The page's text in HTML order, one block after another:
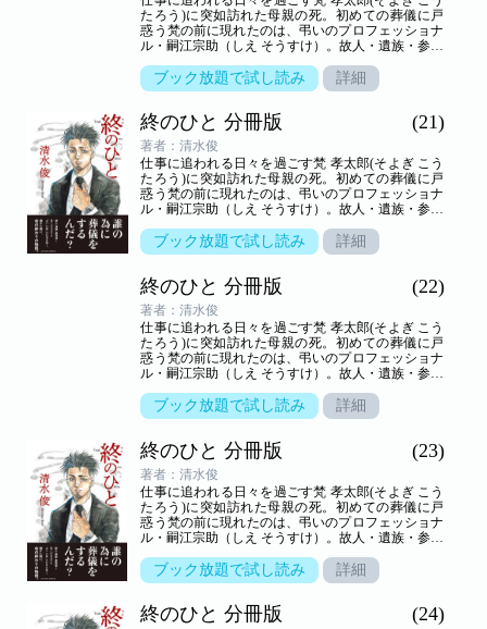
たろう)に突如訪れた母親の死。初めての葬儀に戸
惑う梵の前に現れたのは、弔いのプロフェッショナ
ル・嗣江宗助（しえ そうすけ）。故人・遺族・参列
世界を新鋭が描き出す――命の終わりのヒューマン
ドラマ。
ブック放題で試し読み 詳細
終のひと 分冊版 (21)
著者：清水俊
仕事に追われる日々を過ごす梵 孝太郎(そよぎ こう
たろう)に突如訪れた母親の死。初めての葬儀に戸
惑う梵の前に現れたのは、弔いのプロフェッショナ
ル・嗣江宗助（しえ そうすけ）。故人・遺族・参列
世界を新鋭が描き出す――命の終わりのヒューマン
ドラマ。
ブック放題で試し読み 詳細
終のひと 分冊版 (22)
著者：清水俊
仕事に追われる日々を過ごす梵 孝太郎(そよぎ こう
たろう)に突如訪れた母親の死。初めての葬儀に戸
惑う梵の前に現れたのは、弔いのプロフェッショナ
ル・嗣江宗助（しえ そうすけ）。故人・遺族・参列
世界を新鋭が描き出す――命の終わりのヒューマン
ドラマ。
ブック放題で試し読み 詳細
終のひと 分冊版 (23)
著者：清水俊
仕事に追われる日々を過ごす梵 孝太郎(そよぎ こう
たろう)に突如訪れた母親の死。初めての葬儀に戸
惑う梵の前に現れたのは、弔いのプロフェッショナ
ル・嗣江宗助（しえ そうすけ）。故人・遺族・参列
世界を新鋭が描き出す――命の終わりのヒューマン
ドラマ。
ブック放題で試し読み 詳細
終のひと 分冊版 (24)